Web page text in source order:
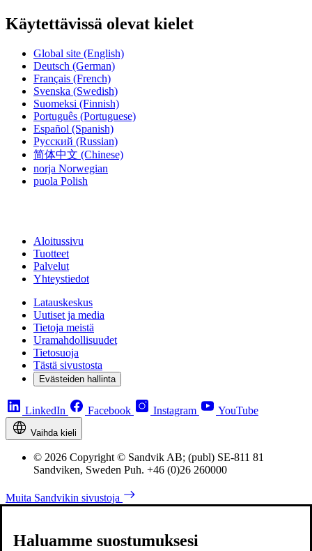
Käytettävissä olevat kielet
Global site (English)
Deutsch (German)
Français (French)
Svenska (Swedish)
Suomeksi (Finnish)
Português (Portuguese)
Español (Spanish)
Русский (Russian)
简体中文 (Chinese)
norja Norwegian
puola Polish
Aloitussivu
Tuotteet
Palvelut
Yhteystiedot
Latauskeskus
Uutiset ja media
Tietoja meistä
Uramahdollisuudet
Tietosuoja
Tästä sivustosta
Evästeiden hallinta
LinkedIn Facebook Instagram YouTube
Vaihda kieli
© 2026 Copyright © Sandvik AB; (publ) SE-811 81
Sandviken, Sweden Puh. +46 (0)26 260000
Muita Sandvikin sivustoja
Haluamme suostumuksesi